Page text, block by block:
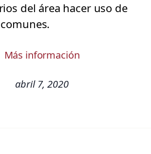
del área hacer uso de
Más información
abril 7, 2020